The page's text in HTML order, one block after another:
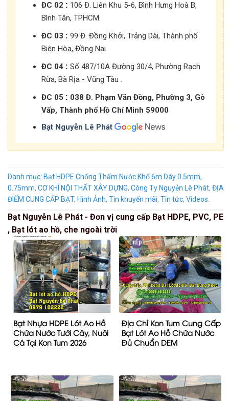
ĐC 02 : 106 Đ. Liên Khu 5-6, Bình Hưng Hoà B,
Bình Tân, TPHCM.
ĐC 03 : 99 Đ. Đồng Khởi, Trảng Dài, Thành phố
Biên Hòa, Đồng Nai
ĐC 04 : Số 487/10A Đường 30/4, Phường Rạch
Rừa, Bà Rịa - Vũng Tàu .
ĐC 05 : 038 Đ. Phạm Văn Đồng, Phường 3, Gò
Vấp, Thành phố Hồ Chí Minh 59000
Bạt Nguyễn Lê Phát
Danh mục: Bạt HDPE Chống Thấm Nước Khổ 6m Dày 0.5mm,
0.75mm, CƠ KHÍ NỘI THẤT XÂY DỰNG, Công Ty Nguyễn Lê Phát, ĐỊA
ĐIỂM CUNG CẤP BẠT, Hình Ảnh, Tin khuyến mãi, Tin tức, Videos.
Bạt Nguyễn Lê Phát - Đơn vị cung cấp Bạt HDPE, PVC, PE
, Bạt lót ao hồ, che ngoài trời
Bạt Nhựa HDPE Lót Ao Hồ
Chứa Nước Tưới Cây, Nuôi
Cá Tại Kon Tum 2026
Địa Chỉ Kon Tum Cung Cấp
Bạt Lót Ao Hồ Chứa Nước
Đủ Chuẩn DEM